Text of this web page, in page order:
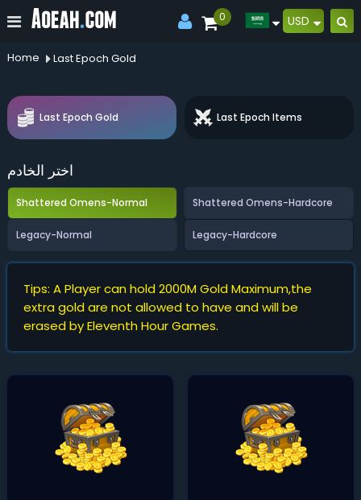
0 USD
Home Last Epoch Gold
Last Epoch Gold Last Epoch Items
اختر الخادم
Shattered Omens-Normal Shattered Omens-Hardcore
Legacy-Normal Legacy-Hardcore
Tips: A Player can hold 2000M Gold Maximum,the
extra gold are not allowed to have and will be
erased by Eleventh Hour Games.